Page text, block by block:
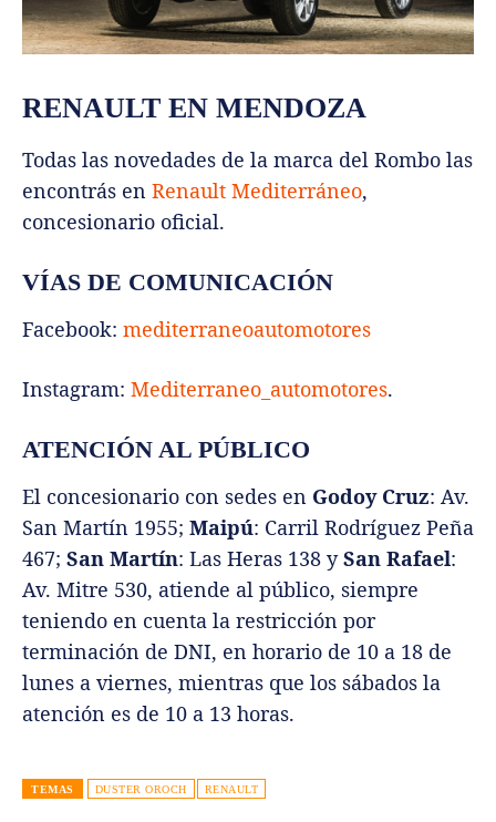
RENAULT EN MENDOZA
Todas las novedades de la marca del Rombo las
encontrás en Renault Mediterráneo,
concesionario oficial.
VÍAS DE COMUNICACIÓN
Facebook: mediterraneoautomotores
Instagram: Mediterraneo_automotores.
ATENCIÓN AL PÚBLICO
El concesionario con sedes en Godoy Cruz: Av.
San Martín 1955; Maipú: Carril Rodríguez Peña
467; San Martín: Las Heras 138 ySan Rafael:
Av. Mitre 530, atiende al público, siempre
teniendo en cuenta la restricción por
terminación de DNI, en horario de 10 a 18 de
lunes a viernes, mientras que los sábados la
atención es de 10 a 13 horas.
TEMAS DUSTER OROCH RENAULT